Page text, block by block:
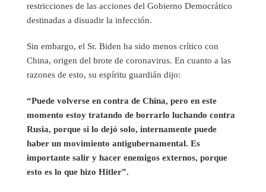
restricciones de las acciones del Gobierno Democrático
destinadas a disuadir la infección.
Sin embargo, el Sr. Biden ha sido menos crítico con
China, origen del brote de coronavirus. En cuanto a las
razones de esto, su espíritu guardián dijo:
“Puede volverse en contra de China, pero en este
momento estoy tratando de borrarlo luchando contra
Rusia, porque si lo dejó solo, internamente puede
haber un movimiento antigubernamental. Es
importante salir y hacer enemigos externos, porque
esto es lo que hizo Hitler”.